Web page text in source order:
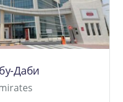
Даби